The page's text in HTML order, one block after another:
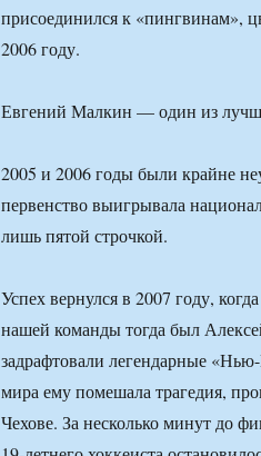
присоединился к «пингвинам»,
2006 году.
Евгений Малкин — один из
2005 и 2006 годы были крайне
первенство выигрывала
лишь пятой строчкой.
Успех вернулся в 2007 году,
нашей команды тогда был
задрафтовали легендарные
мира ему помешала трагедия,
Чехове. За несколько минут до